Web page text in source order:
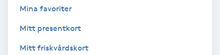
Nagelsvamp
Mina favoriter
Mitt presentkort
Mitt friskvårdskort